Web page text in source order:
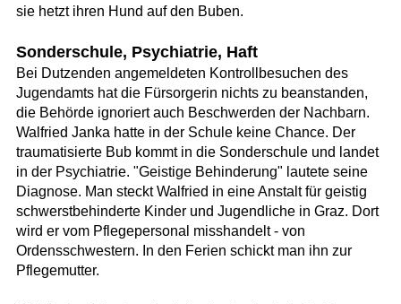
sie hetzt ihren Hund auf den Buben.
Sonderschule, Psychiatrie, Haft
Bei Dutzenden angemeldeten Kontrollbesuchen des
Jugendamts hat die Fürsorgerin nichts zu beanstanden,
die Behörde ignoriert auch Beschwerden der Nachbarn.
Walfried Janka hatte in der Schule keine Chance. Der
traumatisierte Bub kommt in die Sonderschule und landet
in der Psychiatrie. "Geistige Behinderung" lautete seine
Diagnose. Man steckt Walfried in eine Anstalt für geistig
schwerstbehinderte Kinder und Jugendliche in Graz. Dort
wird er vom Pflegepersonal misshandelt - von
Ordensschwestern. In den Ferien schickt man ihn zur
Pflegemutter.